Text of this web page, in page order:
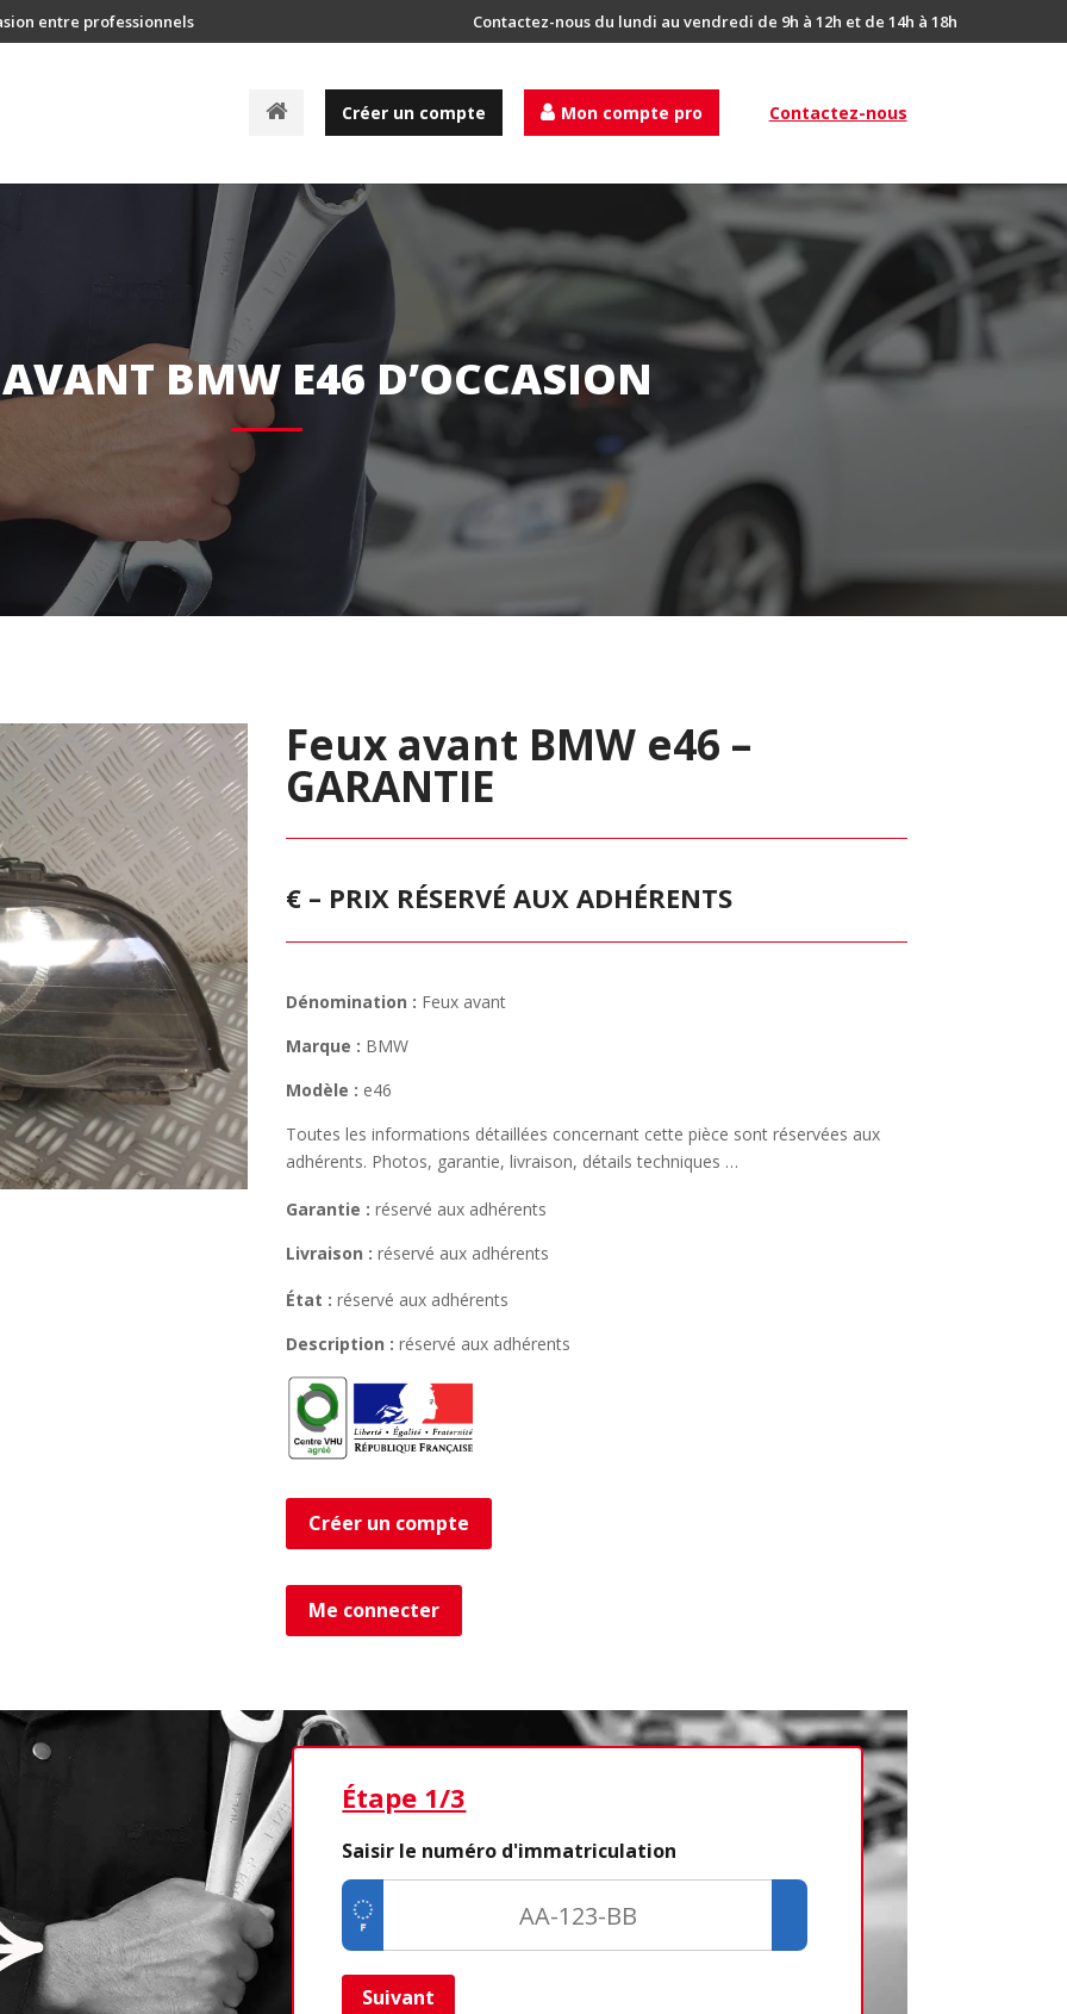
entre professionnels Contactez-nous du lundi au vendredi de 9h à 12h et de 14h à 18h
A
u
e
Créer un compte Mon compte pro Contactez-nous
BMW E46 D’OCCASION
Feux avant BMW e46 –
GARANTIE
€ – PRIX RÉSERVÉ AUX ADHÉRENTS
Dénomination : Feux avant
Marque : BMW
Modèle : e46
Toutes les informations détaillées concernant cette pièce sont réservées aux
adhérents. Photos, garantie, livraison, détails techniques …
Garantie : réservé aux adhérents
Livraison : réservé aux adhérents
État : réservé aux adhérents
Description : réservé aux adhérents
Créer un compte
Me connecter
Étape 1/3
Saisir le numéro d'immatriculation
Suivant